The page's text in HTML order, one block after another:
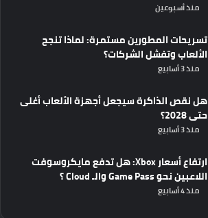
منذ أسبوعين
تسريحات المطورين مستمرة: لماذا تنجح
الألعاب وتفشل الشركات؟
منذ 3 أسابيع
هل نقص الذاكرة سيجعل أجهزة الألعاب أغلى
حتى 2028؟
منذ 3 أسابيع
ارتفاع أسعار Xbox: هل تدفع مايكروسوفت
اللاعبين نحو Game Pass والـ Cloud ؟
منذ 4 أسابيع